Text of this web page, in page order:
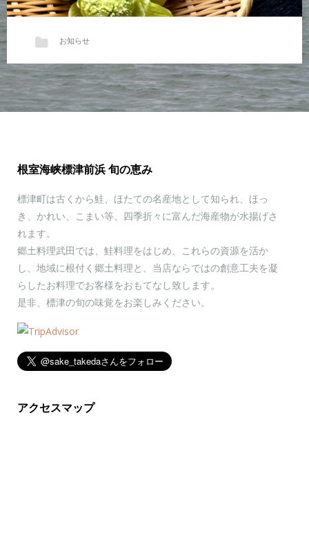
春を告げる風物詩が入荷しました
標津の一部沿岸にはまだ流氷が接岸…
お知らせ
根室海峡標津前浜 旬の恵み
標津町は古くから鮭、ほたての名産地として知られ、ほっ
き、かれい、こまい等、四季折々に富んだ海産物が水揚げさ
れます。
郷土料理武田では、鮭料理をはじめ、これらの資源を活か
し、地域に根付く郷土料理と、当店ならではの創意工夫を凝
らしたお料理でお客様をおもてなし致します。
是非、標津の旬の味覚をお楽しみください。
アクセスマップ